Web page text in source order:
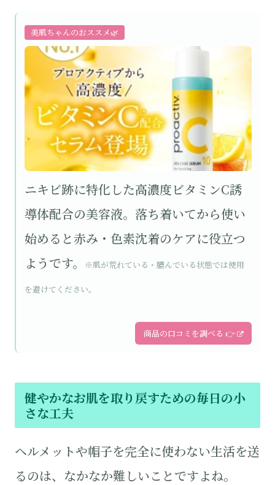
美肌ちゃんのおススメ🌿
ニキビ跡に特化した高濃度ビタミンC誘
導体配合の美容液。落ち着いてから使い
始めると赤み・色素沈着のケアに役立つ
ようです。
※肌が荒れている・膿んでいる状態では使用
を避けてください。
商品の口コミを調べる 👉
健やかなお肌を取り戻すための毎日の小
さな工夫
ヘルメットや帽子を完全に使わない生活を送
るのは、なかなか難しいことですよね。